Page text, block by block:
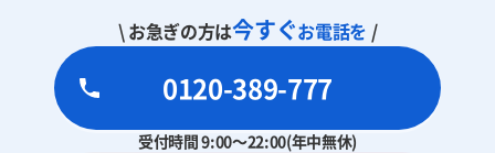
\ お急ぎの方は今すぐお電話を /
0120-389-777
受付時間 9:00～22:00(年中無休)